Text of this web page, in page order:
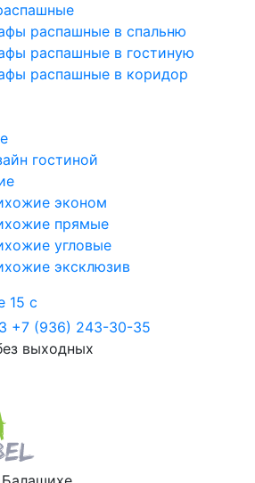
распашные в спальню
распашные в гостиную
распашные в коридор
гостиной
эконом
прямые
угловые
эксклюзив
15 с
+7 (936) 243-30-35
выходных